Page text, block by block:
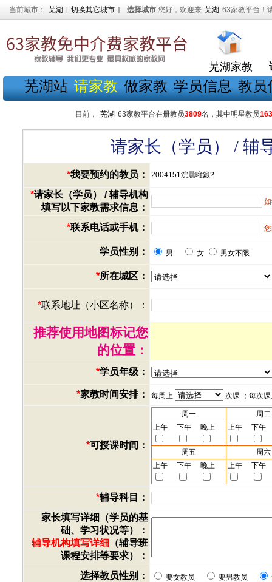
当前城市： 芜湖 [ 切换其它城市 ] 选择城市 您好，欢迎来 芜湖 63家教平台！
芜湖家教
芜湖站 请家教 做家教 学员信息 教员
目前， 芜湖 63家教平台在册教员3809名，其中明星教员163
请家长（学员） / 辅
*我要预约的教员： 2004151浣曟暀鍛?
*请家长（学员） / 辅导机构
填写以下家教需求信息：
*联系电话或手机：
学员性别： 男 女 男女不限
*所在城区：
*联系地址（小区名称）：
推荐使用地图标记您
的位置：
*学员年级：
*家教时间安排： 每周上 次课 ；每次
*可授课时间：
周一
周二
上午
下午 晚上 上午 下午
周五
周六
上午
下午 晚上 上午 下午
*辅导科目：
家长填写详细（学员的基
础、学习状况等）：
辅导机构填写详细 （辅导班
课程安排等要求）：
选择教员性别：
要女教员 要男教员